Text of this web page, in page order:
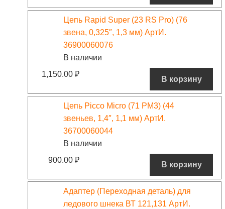
Цепь Rapid Super (23 RS Pro) (76
звена, 0,325″, 1,3 мм) АртИ.
36900060076
В наличии
1,150.00 ₽
В корзину
Цепь Picco Micro (71 PM3) (44
звеньев, 1,4″, 1,1 мм) АртИ.
36700060044
В наличии
900.00 ₽
В корзину
Адаптер (Переходная деталь) для
ледового шнека ВТ 121,131 АртИ.